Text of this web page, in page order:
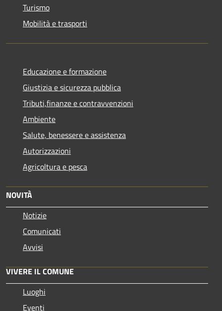
Turismo
Mobilità e trasporti
Educazione e formazione
Giustizia e sicurezza pubblica
Tributi,finanze e contravvenzioni
Ambiente
Salute, benessere e assistenza
Autorizzazioni
Agricoltura e pesca
NOVITÀ
Notizie
Comunicati
Avvisi
VIVERE IL COMUNE
Luoghi
Eventi